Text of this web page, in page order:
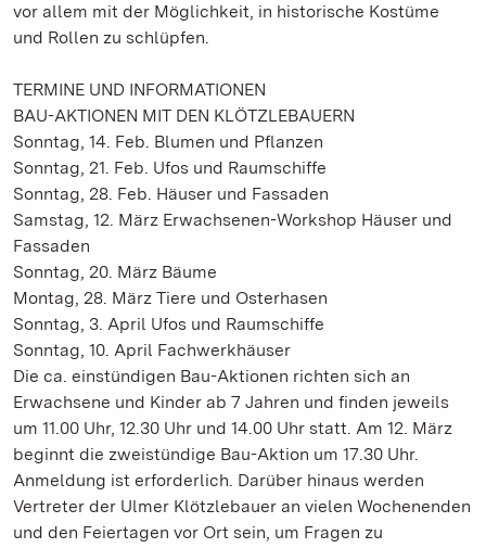
vor allem mit der Möglichkeit, in historische Kostüme
und Rollen zu schlüpfen.
TERMINE UND INFORMATIONEN
BAU-AKTIONEN MIT DEN KLÖTZLEBAUERN
Sonntag, 14. Feb. Blumen und Pflanzen
Sonntag, 21. Feb. Ufos und Raumschiffe
Sonntag, 28. Feb. Häuser und Fassaden
Samstag, 12. März Erwachsenen-Workshop Häuser und
Fassaden
Sonntag, 20. März Bäume
Montag, 28. März Tiere und Osterhasen
Sonntag, 3. April Ufos und Raumschiffe
Sonntag, 10. April Fachwerkhäuser
Die ca. einstündigen Bau-Aktionen richten sich an
Erwachsene und Kinder ab 7 Jahren und finden jeweils
um 11.00 Uhr, 12.30 Uhr und 14.00 Uhr statt. Am 12. März
beginnt die zweistündige Bau-Aktion um 17.30 Uhr.
Anmeldung ist erforderlich. Darüber hinaus werden
Vertreter der Ulmer Klötzlebauer an vielen Wochenenden
und den Feiertagen vor Ort sein, um Fragen zu